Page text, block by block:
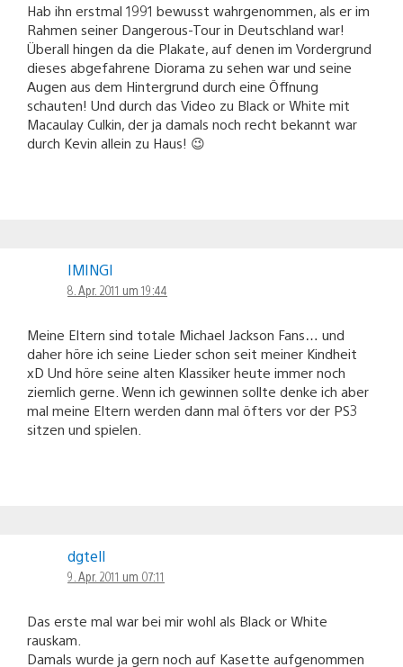
Hab ihn erstmal 1991 bewusst wahrgenommen, als er im
Rahmen seiner Dangerous-Tour in Deutschland war!
Überall hingen da die Plakate, auf denen im Vordergrund
dieses abgefahrene Diorama zu sehen war und seine
Augen aus dem Hintergrund durch eine Öffnung
schauten! Und durch das Video zu Black or White mit
Macaulay Culkin, der ja damals noch recht bekannt war
durch Kevin allein zu Haus! 😉
IMINGI
8. Apr. 2011 um 19:44
Meine Eltern sind totale Michael Jackson Fans… und
daher höre ich seine Lieder schon seit meiner Kindheit
xD Und höre seine alten Klassiker heute immer noch
ziemlich gerne. Wenn ich gewinnen sollte denke ich aber
mal meine Eltern werden dann mal öfters vor der PS3
sitzen und spielen.
dgtell
9. Apr. 2011 um 07:11
Das erste mal war bei mir wohl als Black or White
rauskam.
Damals wurde ja gern noch auf Kasette aufgenommen